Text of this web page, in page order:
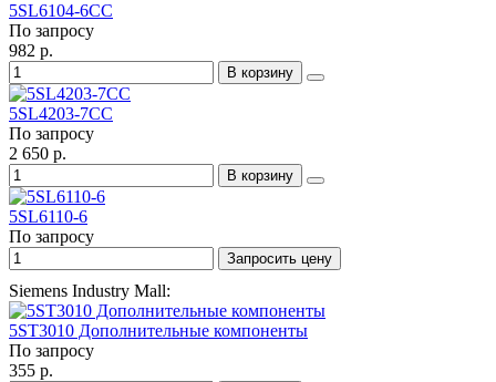
5SL6104-6CC
По запросу
982 р.
В корзину
5SL4203-7CC
По запросу
2 650 р.
В корзину
5SL6110-6
По запросу
Запросить цену
Siemens Industry Mall:
5ST3010 Дополнительные компоненты
По запросу
355 р.